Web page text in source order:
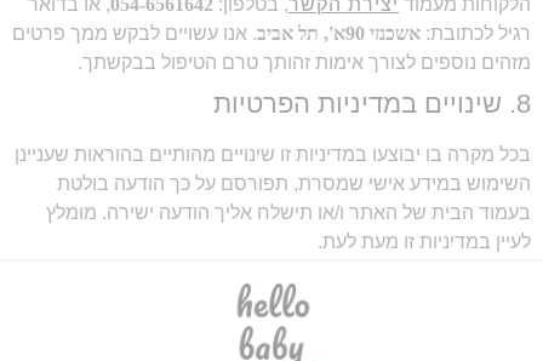
הלקוחות מעמוד יצירת הקשר, בטלפון: 054-6561642, או בדואר
רגיל לכתובת: אשכנזי 90א', תל אביב
. אנו עשויים לבקש ממך פרטים
מזהים נוספים לצורך אימות זהותך טרם הטיפול בבקשתך.
8. שינויים במדיניות הפרטיות
בכל מקרה בו יבוצעו במדיניות זו שינויים מהותיים בהוראות שעניינן
השימוש במידע אישי שמסרת, תפורסם על כך הודעה בולטת
בעמוד הבית של האתר ו/או תישלח אליך הודעה ישירה. מומלץ
לעיין במדיניות זו מעת לעת.